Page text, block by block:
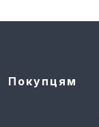
Покупцям